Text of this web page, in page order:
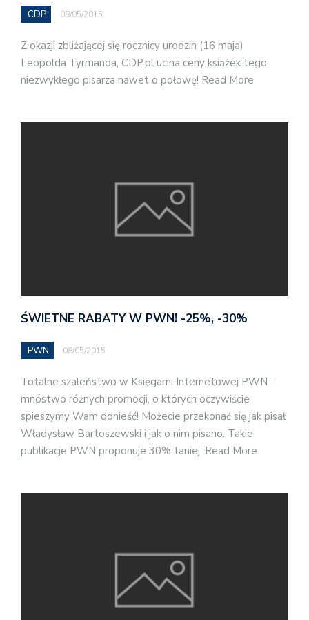
CDP 08/05/2015
Z okazji zbliżającej się rocznicy urodzin (16 maja)
Leopolda Tyrmanda, CDP.pl ucina ceny książek tego
niezwykłego pisarza nawet o połowę! Read More
ŚWIETNE RABATY W PWN! -25%, -30%
PWN 08/05/2015
Totalne szaleństwo w Księgarni Internetowej PWN -
mnóstwo różnych promocji, o których oczywiście
spieszymy Wam donieść! Możecie przekonać się jak pisał
Władysław Bartoszewski i jak o nim pisano. Takie
publikacje PWN proponuje 30% taniej. Read More